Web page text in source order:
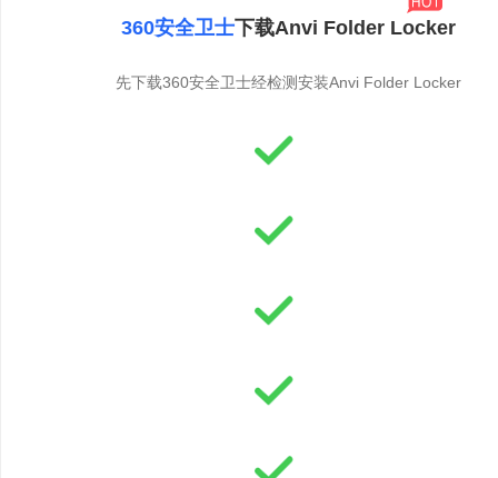
360安全卫士下载Anvi Folder Locker
先下载360安全卫士经检测安装Anvi Folder Locker